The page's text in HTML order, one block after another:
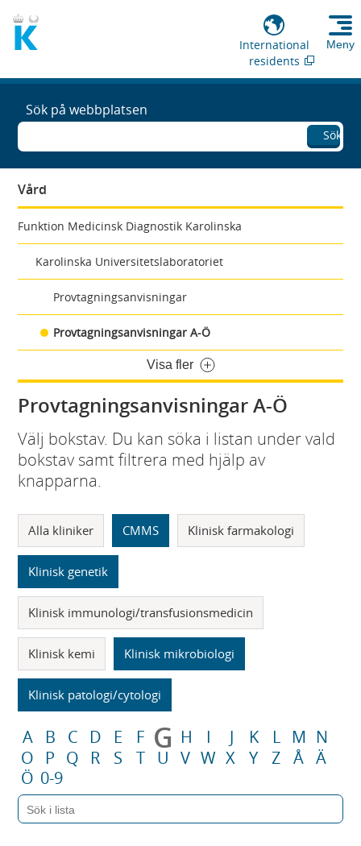
International
residents
Meny
Sök på webbplatsen
Sök
Vård
Funktion Medicinsk Diagnostik Karolinska
Karolinska Universitetslaboratoriet
Provtagningsanvisningar
Provtagningsanvisningar A-Ö
Visa fler
Provtagningsanvisningar A-Ö
Välj bokstav. Du kan söka i listan under vald
bokstav samt filtrera med hjälp av
knapparna.
Alla kliniker CMMS Klinisk farmakologi
Klinisk genetik
Klinisk immunologi/transfusionsmedicin
Klinisk kemi Klinisk mikrobiologi
Klinisk patologi/cytologi
A B C D E F G H I J K L M N
O
P Q R S T U V W X Y Z Å Ä
Ö 0-9